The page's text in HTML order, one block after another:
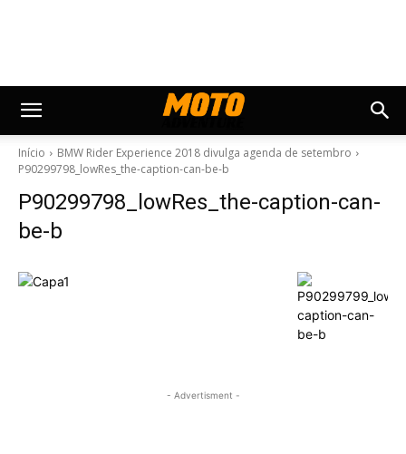
Início
BMW Rider Experience 2018 divulga agenda de setembro
P90299798_lowRes_the-caption-can-be-b
P90299798_lowRes_the-caption-can-
be-b
- Advertisment -